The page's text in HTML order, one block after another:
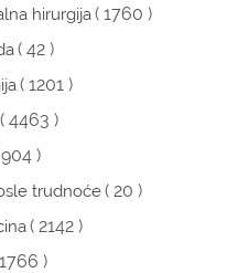
hirurgija( 1760 )
( 42 )
( 1201 )
( 4463 )
)
trudnoće( 20 )
( 2142 )
)